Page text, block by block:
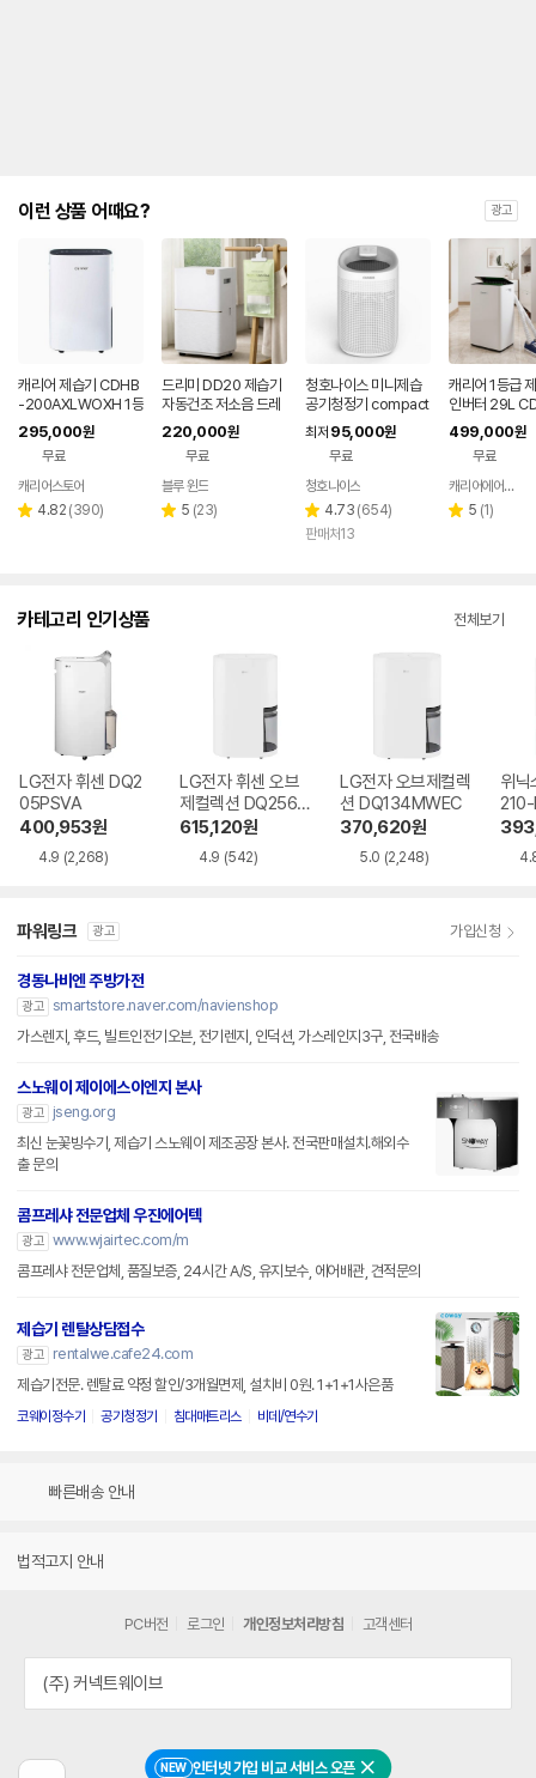
NEW 인터넷 가입 비교 서비스 오픈
이런 상품 어때요? 광고
캐리어 제습기 CDHB
-200AXLWOXH 1등
급 20L 가정용 원룸 습
도조절 드레스룸
295,000원
무료
페이
캐리어스토어
별 4.82 리
(390)
드리미 DD20 제습기
자동건조 저소음 드레
스룸 연속배수 덥지 않
은 제습 쾌적
220,000원
무료
페이
블루 윈드
별 5 리
(23)
청호나이스 미니제습
공기청정기 compact
AD-01H505W 0.75
최저 95,000원
무료
청호나이스
별
점
4.73 리
(654)
판매처13
캐리어 1등급
인버터 29L
제습 신발건조
습도조절 결로
499,000원
무료
캐리어에어컨 공식온라인샵
별 5 리
(1)
카테고리 인기상품 전체보기
LG전자 휘센 DQ2
05PSVA
400,953원
4.9 (2,268)
LG전자 휘센 오브
제컬렉션 DQ256M
WGA
615,120원
4.9 (542)
LG전자 오브제컬렉
션 DQ134MWEC
370,620원
5.0 (2,248)
위닉
파워링크 광고 가입신청
경동나비엔 주방가전
광고 smartstore.naver.com/navienshop
가스렌지, 후드, 빌트인전기오븐, 전기렌지, 인덕션, 가스레인지3구, 전국배송
스노웨이 제이에스이엔지 본사
광고
jseng.org
최신 눈꽃빙수기, 제습기 스노웨이 제조공장 본사. 전국판매설치.해외수
출 문의
콤프레샤 전문업체 우진에어텍
광고 www.wjairtec.com/m
콤프레샤 전문업체, 품질보증, 24시간 A/S, 유지보수, 에어배관, 견적문의
제습기 렌탈상담접수
광고
rentalwe.cafe24.com
제습기전문. 렌탈료 약정 할인/3개월면제, 설치비 0원. 1+1+1사은품
코웨이정수기 공기청정기 침대매트리스 비데/연수기
빠른배송 안내
법적고지 안내
PC버전 로그인 개인정보처리방침 고객센터
(주) 커넥트웨이브